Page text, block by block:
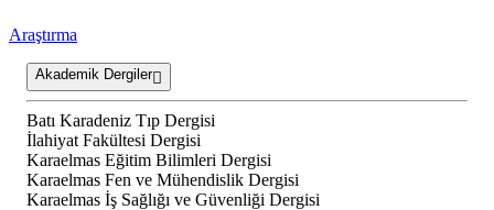
Araştırma
Akademik Dergiler
Batı Karadeniz Tıp Dergisi
İlahiyat Fakültesi Dergisi
Karaelmas Eğitim Bilimleri Dergisi
Karaelmas Fen ve Mühendislik Dergisi
Karaelmas İş Sağlığı ve Güvenliği Dergisi